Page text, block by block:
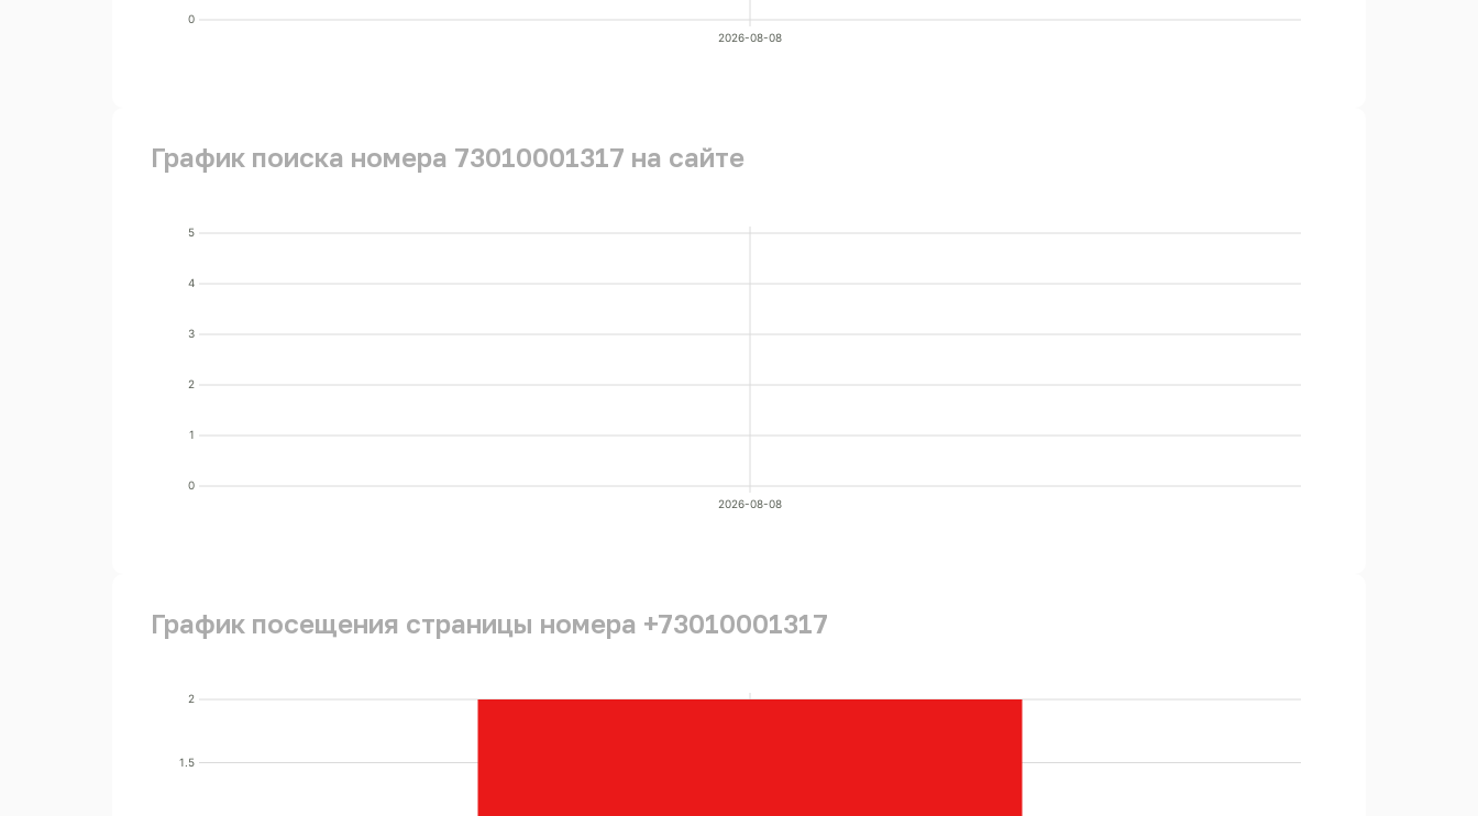
0
2026-08-08
График поиска номера 73010001317 на сайте
0
1
2
3
4
5
2026-08-08
График посещения страницы номера +73010001317
1.5
2